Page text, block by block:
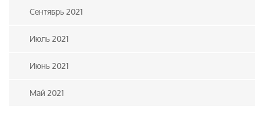
Сентябрь 2021
Июль 2021
Июнь 2021
Май 2021